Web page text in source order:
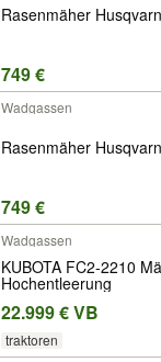
Rasenmäher
749 €
Wadgassen
Rasenmäher
749 €
Wadgassen
KUBOTA FC2-2210
Hochentleerung
22.999 € VB
traktoren